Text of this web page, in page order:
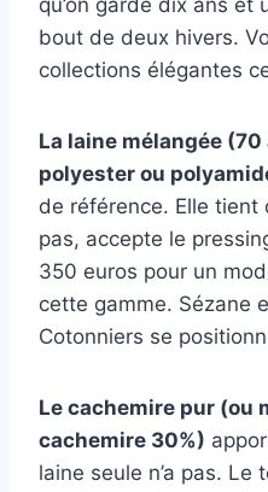
qu’on garde dix ans et
bout de deux hivers.
collections élégantes
La laine mélangée (70
polyester ou
de référence. Elle
pas, accepte le
350 euros pour un
cette gamme. Sézane
Cotonniers se
Le cachemire pur (ou
cachemire 30%)
laine seule n’a pas.